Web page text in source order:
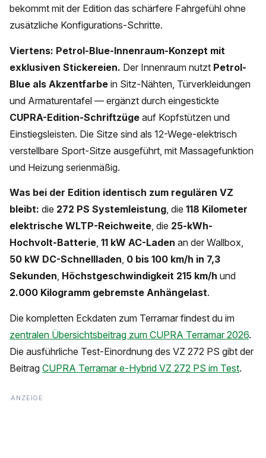
bekommt mit der Edition das schärfere Fahrgefühl ohne
zusätzliche Konfigurations-Schritte.
Viertens: Petrol-Blue-Innenraum-Konzept mit
exklusiven Stickereien. Der Innenraum nutzt Petrol-
Blue als Akzentfarbe in Sitz-Nähten, Türverkleidungen
und Armaturentafel — ergänzt durch eingestickte
CUPRA-Edition-Schriftzüge auf Kopfstützen und
Einstiegsleisten. Die Sitze sind als 12-Wege-elektrisch
verstellbare Sport-Sitze ausgeführt, mit Massagefunktion
und Heizung serienmäßig.
Was bei der Edition identisch zum regulären VZ
bleibt: die 272 PS Systemleistung, die 118 Kilometer
elektrische WLTP-Reichweite, die 25-kWh-
Hochvolt-Batterie, 11 kW AC-Laden an der Wallbox,
50 kW DC-Schnellladen, 0 bis 100 km/h in 7,3
Sekunden, Höchstgeschwindigkeit 215 km/h und
2.000 Kilogramm gebremste Anhängelast.
Die kompletten Eckdaten zum Terramar findest du im
zentralen Übersichtsbeitrag zum CUPRA Terramar 2026.
Die ausführliche Test-Einordnung des VZ 272 PS gibt der
Beitrag CUPRA Terramar e-Hybrid VZ 272 PS im Test.